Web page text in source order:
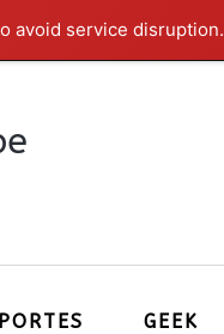
avoid service disruption.
GEEK